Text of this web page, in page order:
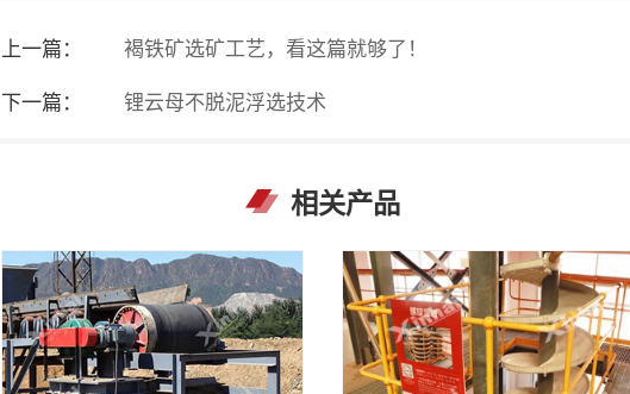
上一篇：
褐铁矿选矿工艺，看这篇就够了！
下一篇：
锂云母不脱泥浮选技术
相关产品